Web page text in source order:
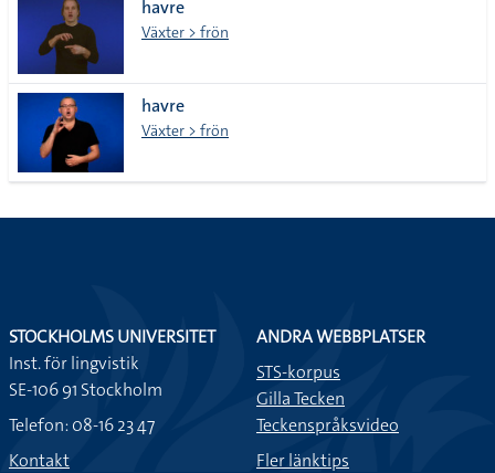
lista
havre
Växter > frön
havre
Växter > frön
STOCKHOLMS UNIVERSITET
Inst. för lingvistik
SE-106 91 Stockholm
Telefon: 08-16 23 47
Kontakt
ANDRA WEBBPLATSER
STS-korpus
Gilla Tecken
Teckenspråksvideo
Fler länktips